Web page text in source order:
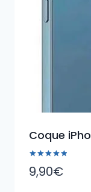
Coque
5.00
sur 5
9,90€